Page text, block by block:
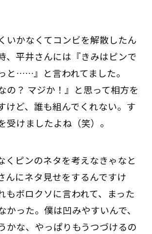
いかなくてコンビを解散したん
、平井さんには『きみはピンで
と……』と言われてました。
の？ マジか！』と思って相方を
けど、誰も組んでくれない。す
受けましたよね（笑）。
くピンのネタを考えなきゃなと
んにネタ見せをするんですけ
もボロクソに言われて、まった
かった。僕は凹みやすいんで、
かな、やっぱりもうつづけるの